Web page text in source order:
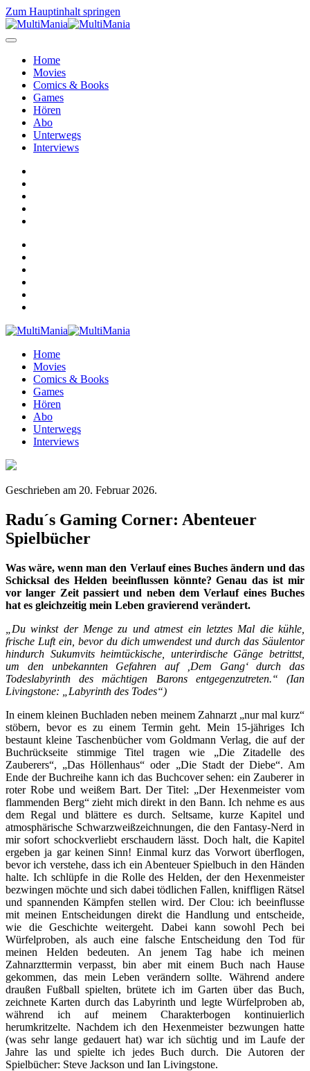
Zum Hauptinhalt springen
Home
Movies
Comics & Books
Games
Hören
Abo
Unterwegs
Interviews
Home
Movies
Comics & Books
Games
Hören
Abo
Unterwegs
Interviews
Geschrieben am 20. Februar 2026.
Radu´s Gaming Corner: Abenteuer
Spielbücher
Was wäre, wenn man den Verlauf eines Buches ändern und das
Schicksal des Helden beeinflussen könnte? Genau das ist mir
vor langer Zeit passiert und neben dem Verlauf eines Buches
hat es gleichzeitig mein Leben gravierend verändert.
„Du winkst der Menge zu und atmest ein letztes Mal die kühle,
frische Luft ein, bevor du dich umwendest und durch das Säulentor
hindurch Sukumvits heimtückische, unterirdische Gänge betrittst,
um den unbekannten Gefahren auf ‚Dem Gang‘ durch das
Todeslabyrinth des mächtigen Barons entgegenzutreten.“ (Ian
Livingstone: „Labyrinth des Todes“)
In einem kleinen Buchladen neben meinem Zahnarzt „nur mal kurz“
stöbern, bevor es zu einem Termin geht. Mein 15-jähriges Ich
bestaunt kleine Taschenbücher vom Goldmann Verlag, die auf der
Buchrückseite stimmige Titel tragen wie „Die Zitadelle des
Zauberers“, „Das Höllenhaus“ oder „Die Stadt der Diebe“. Am
Ende der Buchreihe kann ich das Buchcover sehen: ein Zauberer in
roter Robe und weißem Bart. Der Titel: „Der Hexenmeister vom
flammenden Berg“ zieht mich direkt in den Bann. Ich nehme es aus
dem Regal und blättere es durch. Seltsame, kurze Kapitel und
atmosphärische Schwarzweißzeichnungen, die den Fantasy-Nerd in
mir sofort schockverliebt erschaudern lässt. Doch halt, die Kapitel
ergeben ja gar keinen Sinn! Einmal kurz das Vorwort überflogen,
bevor ich verstehe, dass ich ein Abenteuer Spielbuch in den Händen
halte. Ich schlüpfe in die Rolle des Helden, der den Hexenmeister
bezwingen möchte und sich dabei tödlichen Fallen, kniffligen Rätsel
und spannenden Kämpfen stellen wird. Der Clou: ich beeinflusse
mit meinen Entscheidungen direkt die Handlung und entscheide,
wie die Geschichte weitergeht. Dabei kann sowohl Pech bei
Würfelproben, als auch eine falsche Entscheidung den Tod für
meinen Helden bedeuten. An jenem Tag habe ich meinen
Zahnarzttermin verpasst, bin aber mit einem Buch nach Hause
gekommen, das mein Leben verändern sollte. Während andere
draußen Fußball spielten, brütete ich im Garten über das Buch,
zeichnete Karten durch das Labyrinth und legte Würfelproben ab,
während ich auf meinem Charakterbogen kontinuierlich
herumkritzelte. Nachdem ich den Hexenmeister bezwungen hatte
(was sehr lange gedauert hat) war ich süchtig und im Laufe der
Jahre las und spielte ich jedes Buch durch. Die Autoren der
Spielbücher: Steve Jackson und Ian Livingstone.